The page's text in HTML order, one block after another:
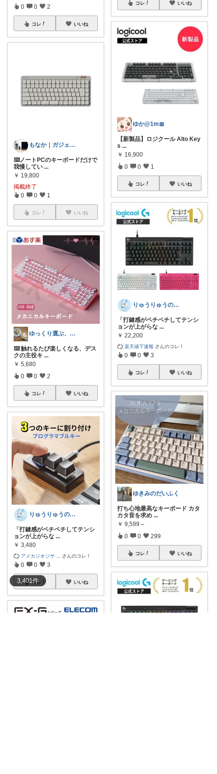
3,401件
0 0 2
コレ いいね
もなか｜ガジェット・猫暮らし🐈
⌨️ノートPCのキーボードだけで
我慢してい ...
￥ 19,800
掲載終了
0 0 1
コレ いいね
ゆっくり選ぶ、省エネ生活ROOM🌙
⌨️ 触れるたび楽しくなる、デス
クの主役キ ...
￥ 5,680
0 0 2
コレ いいね
りゅうりゅうの秘密の宝箱
「打鍵感がペチペチしてテンシ
ョンが上がらな ...
￥ 3,480
アメカジオジサ さんのコレ！
0 0 3
コレ いいね
コレ いいね
ゆか@1m🎀
【新製品】ロジクール Alto Key
s ...
￥ 16,900
0 0 1
コレ いいね
りゅうりゅうの秘密の宝箱
「打鍵感がペチペチしてテンシ
ョンが上がらな ...
￥ 22,200
楽天値下速報 さんのコレ！
0 0 3
コレ いいね
ゆきみのだいふく
打ち心地最高なキーボード カタ
カタ音を求め ...
￥ 9,599～
0 0 299
コレ いいね